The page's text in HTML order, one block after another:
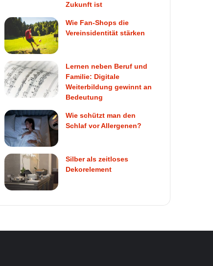
Zukunft ist
Wie Fan-Shops die
Vereinsidentität stärken
Lernen neben Beruf und
Familie: Digitale
Weiterbildung gewinnt an
Bedeutung
Wie schützt man den
Schlaf vor Allergenen?
Silber als zeitloses
Dekorelement